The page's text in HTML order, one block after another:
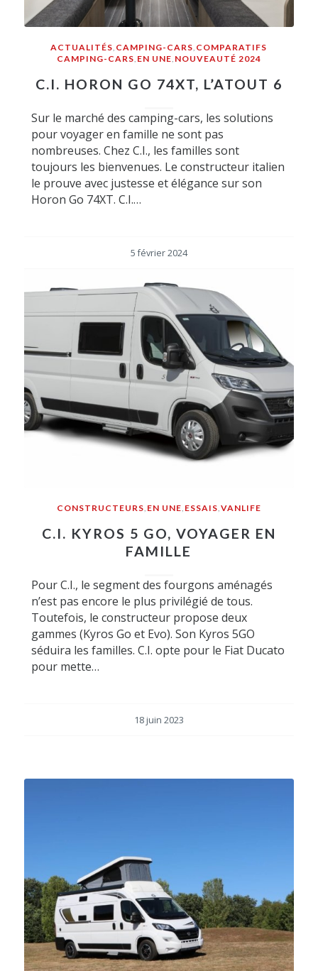
ACTUALITÉS, CAMPING-CARS, COMPARATIFS
CAMPING-CARS, EN UNE, NOUVEAUTÉ 2024
C.I. HORON GO 74XT, L’ATOUT 6
Sur le marché des camping-cars, les solutions
pour voyager en famille ne sont pas
nombreuses. Chez C.I., les familles sont
toujours les bienvenues. Le constructeur italien
le prouve avec justesse et élégance sur son
Horon Go 74XT. C.I.…
5 février 2024
CONSTRUCTEURS, EN UNE, ESSAIS,VANLIFE
C.I. KYROS 5 GO, VOYAGER EN
FAMILLE
Pour C.I., le segment des fourgons aménagés
n’est pas encore le plus privilégié de tous.
Toutefois, le constructeur propose deux
gammes (Kyros Go et Evo). Son Kyros 5GO
séduira les familles. C.I. opte pour le Fiat Ducato
pour mette…
18 juin 2023